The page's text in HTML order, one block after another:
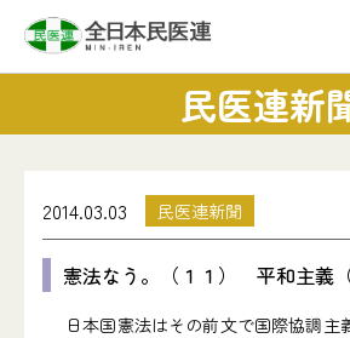
民医連新
2014.03.03 民医連新聞
憲法なう。（１１） 平和主義（
日本国憲法はその前文で国際協調主